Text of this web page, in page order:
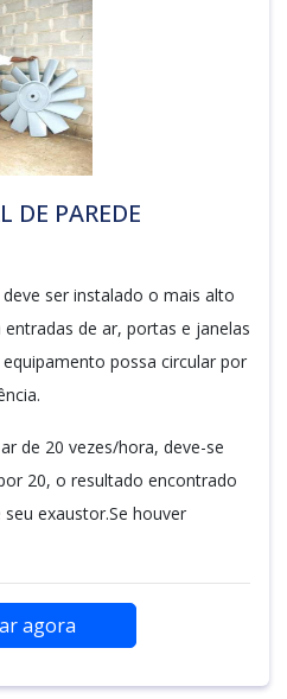
DE PAREDE
ser instalado o mais alto
de ar, portas e janelas
possa circular por
de 20 vezes/hora, deve-se
20, o resultado encontrado
exaustor.Se houver
agora